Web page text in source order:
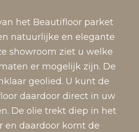
het Beautifloor parket
natuurlijke en elegante
showroom ziet u welke
er mogelijk zijn. De
geolied. U kunt de
daardoor direct in uw
De olie trekt diep in het
en daardoor komt de